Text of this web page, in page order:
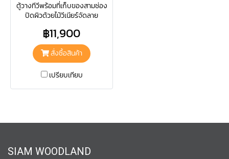
ตู้วางทีวีพร้อมที่เก็บของสามช่อง
ปิดผิวด้วยไม้วีเนียร์จัดลาย
แบบ Soft Close ใช้งานง่าย ลงตัว
ทุกพื้นที่
฿11,900
สั่งซื้อสินค้า
เปรียบเทียบ
SIAM WOODLAND